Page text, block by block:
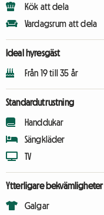
Kök att dela
Vardagsrum att dela
Ideal hyresgäst
Från 19 till 35 år
Standardutrustning
Handdukar
Sängkläder
TV
Ytterligare bekvämligheter
Galgar